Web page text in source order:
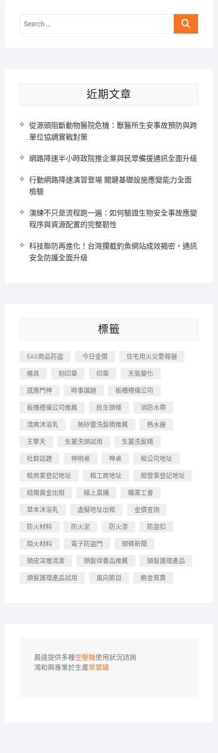
Search
近期文章
從源頭阻斷動物醫院危機：獸醫所生安事故預防與跨
單位協調實戰對策
網路降速半小時政院推企業與民眾備援通訊全面升級
行動網路降速演習登場 關鍵基礎設施應變能力全面
檢驗
演練不只是流程跑一遍：如何驗證生物安全事故應變
程序與資源配置的完整韌性
科技聯防再進化！台灣攔截釣魚網站成效揭密，通訊
安全防護全面升級
標籤
EAS商品防盜 今日金價 住宅用火災警報器
佛具 刻印章 印章 天氣變化
感應門神 時事議題 板橋禮儀公司
板橋禮儀公司推薦 民生頭條 消防水帶
清爽沐浴乳 無矽靈洗髮精推薦 熱水器
王擎天 生薑洗頭試用 生薑洗髮精
社群話題 神明桌 神桌 租公司地址
租商業登記地址 租工商地址 租營業登記地址
結婚黃金出租 線上直播 職業工會
草本沐浴乳 虛擬地址出租 金價查詢
防火材料 防火泥 防火漆 防盜扣
阻火材料 電子防盜門 頭條新聞
頭皮深層清潔 頭髮保養品推薦 頭髮護理產品
頭髮護理產品試用 風向節目 飾金買賣
晨達提供多種空壓機使用狀況諮詢
鴻和興專業於生產茶葉罐